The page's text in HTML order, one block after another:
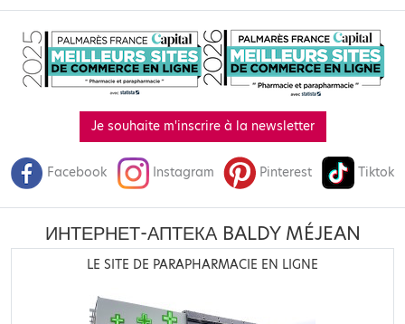
Je souhaite m'inscrire à la newsletter
Facebook Instagram Pinterest Tiktok
ИНТЕРНЕТ-АПТЕКА BALDY MÉJEAN
LE SITE DE PARAPHARMACIE EN LIGNE